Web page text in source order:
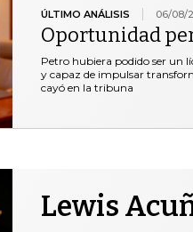
ÚLTIMO ANÁLISIS 06/08/
Oportunidad
Petro hubiera podido ser un
y capaz de impulsar
cayó en la tribuna
Lewis